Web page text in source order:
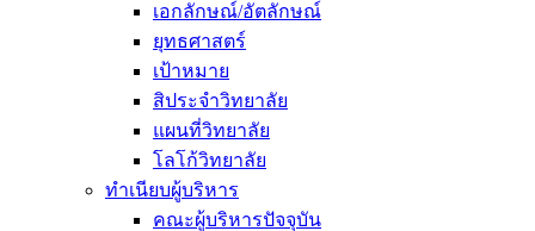
เอกลักษณ์/อัตลักษณ์
ยุทธศาสตร์
เป้าหมาย
สิประจำวิทยาลัย
แผนที่วิทยาลัย
โลโก้วิทยาลัย
ทำเนียบผู้บริหาร
คณะผู้บริหารปัจจุบัน